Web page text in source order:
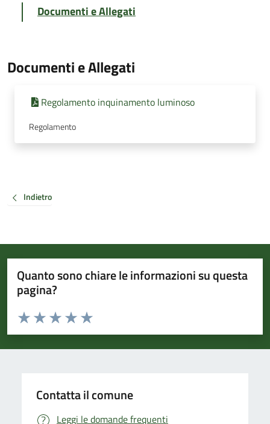
Documenti e Allegati
Documenti e Allegati
Regolamento inquinamento luminoso
Regolamento
Indietro
Quanto sono chiare le informazioni su questa
pagina?
Valuta da 1 a 5 stelle la pagina
Valuta 5 stelle su 5
Valuta 4 stelle su 5
Valuta 3 stelle su 5
Valuta 2 stelle su 5
Valuta 1 stelle su 5
Contatta il comune
Leggi le domande frequenti